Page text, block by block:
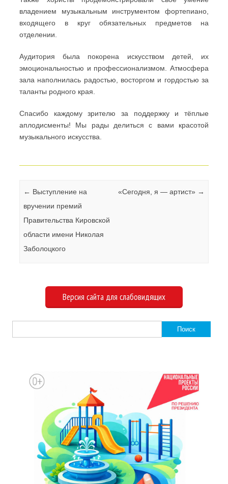
владением музыкальным инструментом фортепиано,
входящего в круг обязательных предметов на
отделении.
Аудитория была покорена искусством детей, их
эмоциональностью и профессионализмом. Атмосфера
зала наполнилась радостью, восторгом и гордостью за
таланты родного края.
Спасибо каждому зрителю за поддержку и тёплые
аплодисменты! Мы рады делиться с вами красотой
музыкального искусства.
Навигация по записям
← Выступление на
вручении премий
Правительства Кировской
области имени Николая
Заболоцкого
«Сегодня, я — артист» →
Версия сайта для слабовидящих